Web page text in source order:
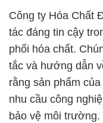
Công ty Hóa Chất
tác đáng tin cậy
phối hóa chất.
tắc và hướng dẫn
rằng sản phẩm
nhu cầu công
bảo vệ môi trường.